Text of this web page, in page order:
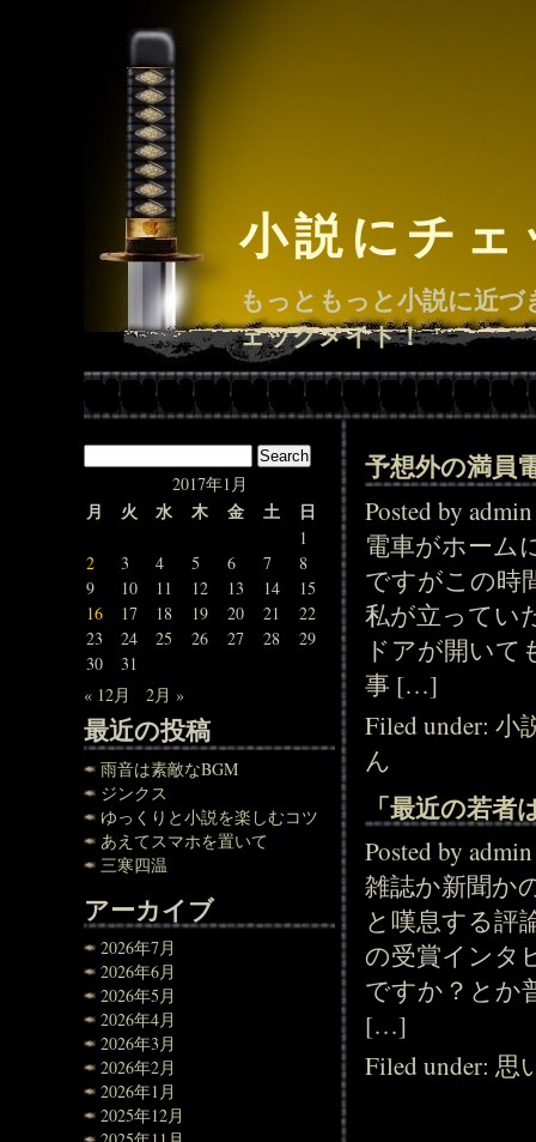
小説にチ
もっともっと小説に近
ェックメイト！
2017年1月
月 火 水 木 金 土 日
1
2
3 4 5 6 7
8
9
10 11 12 13 14
15
16
17 18 19 20 21
22
23
24 25 26 27 28
29
30
31
« 12月
2月 »
最近の投稿
雨音は素敵なBGM
ジンクス
ゆっくりと小説を楽しむコツ
あえてスマホを置いて
三寒四温
アーカイブ
2026年7月
2026年6月
2026年5月
2026年4月
2026年3月
2026年2月
2026年1月
2025年12月
予想外の満員
Posted by
電車がホーム
ですがこの時
私が立ってい
ドアが開いて
事 […]
Filed under:小
ん
「最近の若
Posted by
雑誌か新聞か
と嘆息する評
の受賞インタ
ですか？とか
[…]
Filed under:思